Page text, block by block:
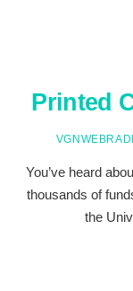
Printed
You’ve heard
thousands of
the